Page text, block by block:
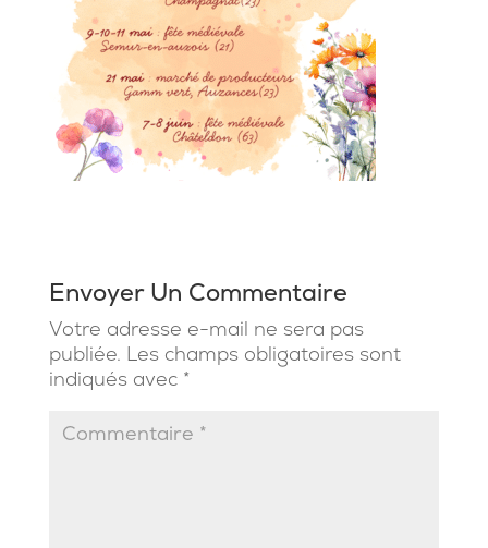
Envoyer Un Commentaire
Votre adresse e-mail ne sera pas
publiée. Les champs obligatoires sont
indiqués avec *